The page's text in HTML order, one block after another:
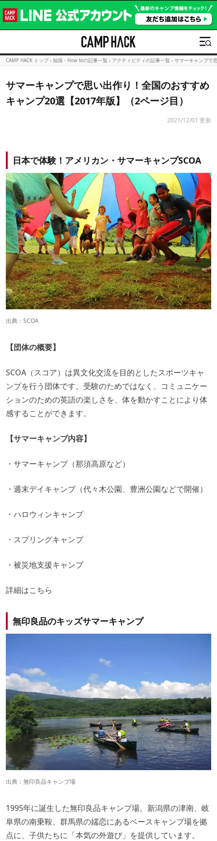
CAMP HACK トップ › 知識・How toの記事一覧 › アクティビティの記事一覧 › サマーキャンプで
サマーキャンプで思い出作り！全国のおすすめ
キャンプ20選【2017年版】（2ページ目）
2021/12/01 更新
日本で体験！アメリカン・サマーキャンプSCOA
出典： SCOA
【団体の概要】
SCOA（スコア）は異文化交流を目的としたスポーツキャ
ンプを行う団体です。受験のためではなく、コミュニケー
ションのための英語の楽しさを、体を動かすことにより体
感することができます。
【サマーキャンプ内容】
・サマーキャンプ（那須高原など）
・週末デイキャンプ（代々木公園、豊洲公園などで開催）
・ハロウィンキャンプ
・スプリングキャンプ
・被災地支援キャンプ
詳細はこちら
無印良品のキッズサマーキャンプ
出典： 無印良品キャンプ場
1995年に誕生した無印良品キャンプ場。新潟県の津南、岐
阜県の南乗鞍、群馬県の嬬恋にあるベースキャンプ場を拠
点に、子供たちに「本気の外遊び」を提供しています。